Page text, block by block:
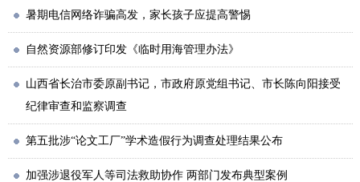
暑期电信网络诈骗高发，家长孩子应提高警惕
自然资源部修订印发《临时用海管理办法》
山西省长治市委原副书记，市政府原党组书记、市长陈向阳接受
纪律审查和监察调查
第五批涉“论文工厂”学术造假行为调查处理结果公布
加强涉退役军人等司法救助协作 两部门发布典型案例